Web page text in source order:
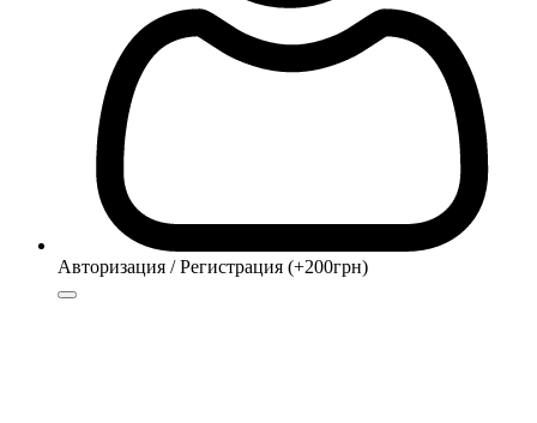
Авторизация / Регистрация (+200грн)